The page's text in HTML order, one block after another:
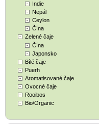
Indie
Nepál
Ceylon
Čína
Zelené čaje
Čína
Japonsko
Bílé čaje
Puerh
Aromatisované čaje
Ovocné čaje
Rooibos
Bio/Organic